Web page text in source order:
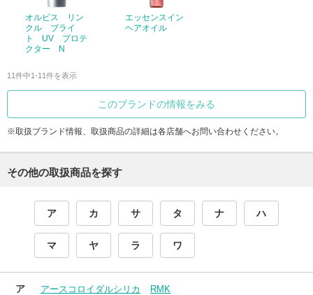
オルビス リン
クル ブライ
ト UV プロテ
クター N
エッセンスイン
ヘアオイル
11件中1-11件を表示
このブランドの情報をみる
※取扱ブランド情報、取扱商品の詳細は各店舗へお問い合わせください。
その他の取扱商品を探す
ア カ サ タ ナ ハ
マ ヤ ラ ワ
ア アースコロイダルシリカ
RMK